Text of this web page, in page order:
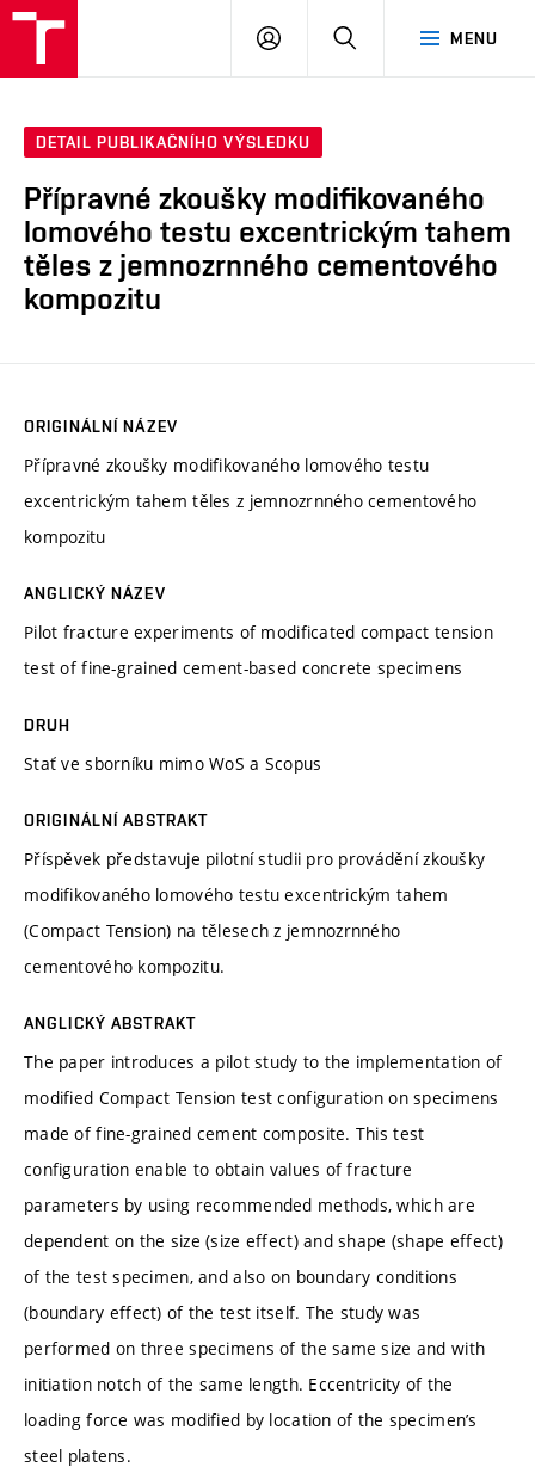
MENU
PŘIHLÁSIT
DETAIL PUBLIKAČNÍHO VÝSLEDKU
Přípravné zkoušky modifikovaného
lomového testu excentrickým tahem
těles z jemnozrnného cementového
kompozitu
ORIGINÁLNÍ NÁZEV
Přípravné zkoušky modifikovaného lomového testu
excentrickým tahem těles z jemnozrnného cementového
kompozitu
ANGLICKÝ NÁZEV
Pilot fracture experiments of modificated compact tension
test of fine-grained cement-based concrete specimens
DRUH
Stať ve sborníku mimo WoS a Scopus
ORIGINÁLNÍ ABSTRAKT
Příspěvek představuje pilotní studii pro provádění zkoušky
modifikovaného lomového testu excentrickým tahem
(Compact Tension) na tělesech z jemnozrnného
cementového kompozitu.
ANGLICKÝ ABSTRAKT
The paper introduces a pilot study to the implementation of
modified Compact Tension test configuration on specimens
made of fine-grained cement composite. This test
configuration enable to obtain values of fracture
parameters by using recommended methods, which are
dependent on the size (size effect) and shape (shape effect)
of the test specimen, and also on boundary conditions
(boundary effect) of the test itself. The study was
performed on three specimens of the same size and with
initiation notch of the same length. Eccentricity of the
loading force was modified by location of the specimen’s
steel platens.